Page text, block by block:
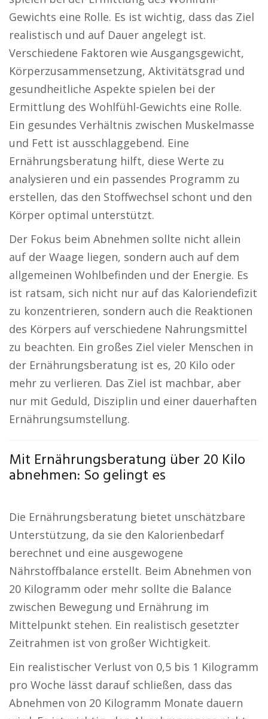
Gewichts eine Rolle. Es ist wichtig, dass das Ziel
realistisch und auf Dauer angelegt ist.
Verschiedene Faktoren wie Ausgangsgewicht,
Körperzusammensetzung, Aktivitätsgrad und
gesundheitliche Aspekte spielen bei der
Ermittlung des Wohlfühl-Gewichts eine Rolle.
Ein gesundes Verhältnis zwischen Muskelmasse
und Fett ist ausschlaggebend. Eine
Ernährungsberatung hilft, diese Werte zu
analysieren und ein passendes Programm zu
erstellen, das den Stoffwechsel schont und den
Körper optimal unterstützt.
Der Fokus beim Abnehmen sollte nicht allein
auf der Waage liegen, sondern auch auf dem
allgemeinen Wohlbefinden und der Energie. Es
ist ratsam, sich nicht nur auf das Kaloriendefizit
zu konzentrieren, sondern auch die Reaktionen
des Körpers auf verschiedene Nahrungsmittel
zu beachten. Ein großes Ziel vieler Menschen in
der Ernährungsberatung ist es, 20 Kilo oder
mehr zu verlieren. Das Ziel ist machbar, aber
nur mit Geduld, Disziplin und einer dauerhaften
Ernährungsumstellung.
Mit Ernährungsberatung über 20 Kilo
abnehmen: So gelingt es
Die Ernährungsberatung bietet unschätzbare
Unterstützung, da sie den Kalorienbedarf
berechnet und eine ausgewogene
Nährstoffbalance erstellt. Beim Abnehmen von
20 Kilogramm oder mehr sollte die Balance
zwischen Bewegung und Ernährung im
Mittelpunkt stehen. Ein realistisch gesetzter
Zeitrahmen ist von großer Wichtigkeit.
Ein realistischer Verlust von 0,5 bis 1 Kilogramm
pro Woche lässt darauf schließen, dass das
Abnehmen von 20 Kilogramm Monate dauern